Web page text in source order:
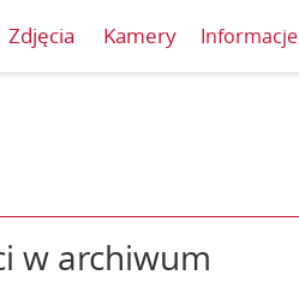
Zdjęcia Kamery Informacje
w archiwum